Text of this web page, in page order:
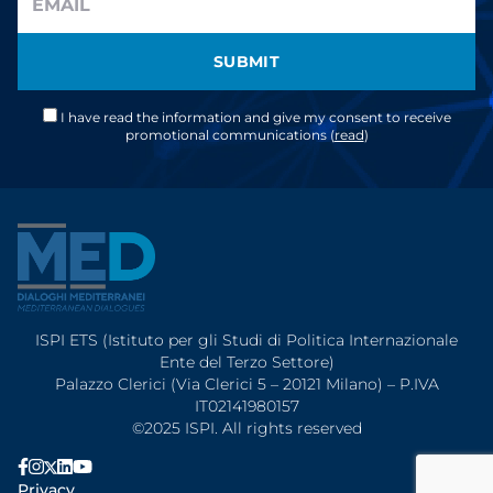
SUBMIT
I have read the information and give my consent to receive
promotional communications (read)
ISPI ETS (Istituto per gli Studi di Politica Internazionale
Ente del Terzo Settore)
Palazzo Clerici (Via Clerici 5 – 20121 Milano) – P.IVA
IT02141980157
©2025 ISPI. All rights reserved